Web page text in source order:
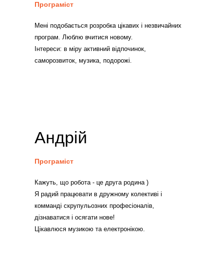
Програміст
Мені подобається розробка цікавих і незвичайних
програм. Люблю вчитися новому.
Інтереси: в міру активний відпочинок,
саморозвиток, музика, подорожі.
Андрій
Програміст
Кажуть, що робота - це друга родина )
Я радий працювати в дружному колективі і
комманді скрупульозних професіоналів,
дізнаватися і осягати нове!
Цікавлюся музикою та електронікою.